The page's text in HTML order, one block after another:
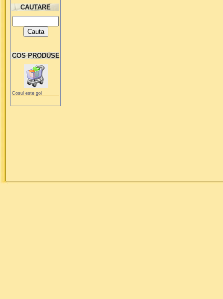
CAUTARE
COS PRODUSE
Cosul este gol